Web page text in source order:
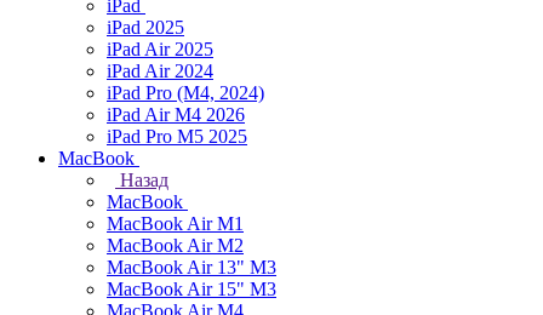
iPad
iPad 2025
iPad Air 2025
iPad Air 2024
iPad Pro (M4, 2024)
iPad Air M4 2026
iPad Pro M5 2025
MacBook
Назад
MacBook
MacBook Air M1
MacBook Air M2
MacBook Air 13" M3
MacBook Air 15" M3
MacBook Air M4